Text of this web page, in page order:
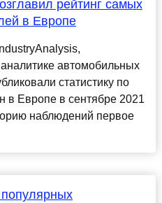
рейтинг самых
в Европе
автомобильных
статистику по
в Европе в сентябре 2021
наблюдений первое